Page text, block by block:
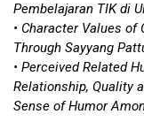
Pembelajaran TIK di
• Character Values of
Through Sayyang
• Perceived Related
Relationship, Quality
Sense of Humor